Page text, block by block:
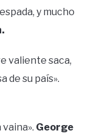
y mucho
valiente saca,
de su país».
George